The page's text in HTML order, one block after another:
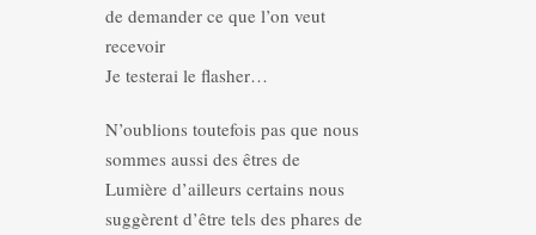
de demander ce que l’on veut
recevoir
Je testerai le flasher…
N’oublions toutefois pas que nous
sommes aussi des êtres de
Lumière d’ailleurs certains nous
suggèrent d’être tels des phares de